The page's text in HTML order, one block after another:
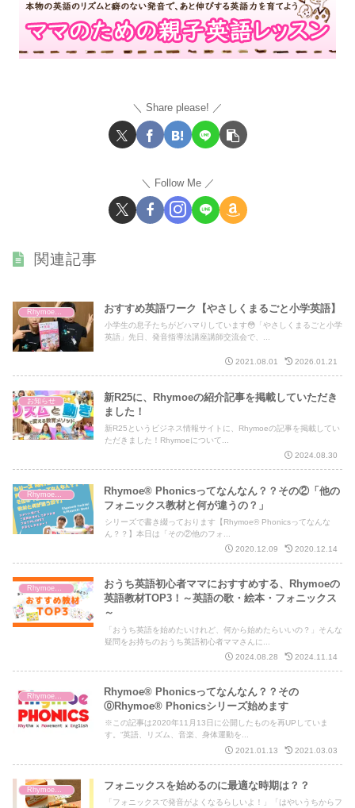
Share please!
Follow Me
関連記事
Rhymoe® Phonics Project おすすめ英語ワーク【やさしくまるごと小学英語】
小学生の息子たちがどハマりしています😳「やさしくまるごと小学
英語」先日、発音指導法講座講師交流会で、...
2021.08.01 2026.01.21
お知らせ
新R25に、Rhymoeの紹介記事を掲載していただき
ました！
新R25というビジネス情報サイトに、Rhymoeの記事を掲載してい
ただきました！Rhymoeについて...
2024.08.30
Rhymoe® Phonicsってなんなん？？その②「他の
フォニックス教材と何が違うの？」
シリーズで書き綴っております【Rhymoe® Phonicsってなんな
ん？？】本日は「その②他のフォ...
2020.12.09
2020.12.14
おうち英語初心者ママにおすすめする、Rhymoeの
英語教材TOP3！～英語の歌・絵本・フォニックス
～
「おうち英語を始めたいけれど、何から始めたらいいの？」そんな
疑問をお持ちのおうち英語初心者ママさんに...
2024.08.28
2024.11.14
Rhymoe® Phonicsってなんなん？？その
⓪Rhymoe® Phonicsシリーズ始めます
※この記事は2020年11月13日に公開したものを再UPしていま
す。“英語、リズム、音楽、身体運動を...
2021.01.13
2021.03.03
フォニックスを始めるのに最適な時期は？？
「フォニックスで発音がよくなるらしいよ！」「はやいうちからフ